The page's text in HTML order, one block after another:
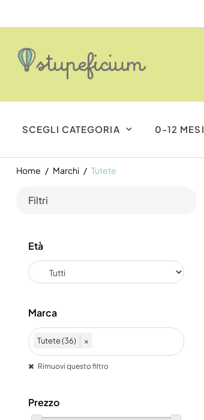
SCEGLI CATEGORIA 0-12 MESI
Home Marchi Tutete
Filtri
Età
Marca
Tutete (36) ×
Rimuovi questo filtro
Prezzo